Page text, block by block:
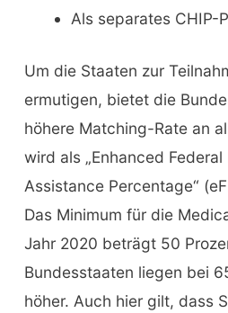
Als separates CHIP-
Um die Staaten zur
ermutigen, bietet die
höhere Matching-Rate an
wird als „Enhanced
Assistance Percentage“
Das Minimum für die
Jahr 2020 beträgt 50
Bundesstaaten liegen bei
höher. Auch hier gilt, dass